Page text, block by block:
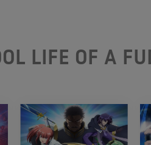
LIFE OF A